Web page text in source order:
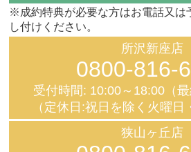
※成約特典が必要な方はお電話又は
し付けください。
所沢新座店
0800-816-
受付時間: 10:00～18:00（最
（定休日:祝日を除く火曜日
狭山ヶ丘店